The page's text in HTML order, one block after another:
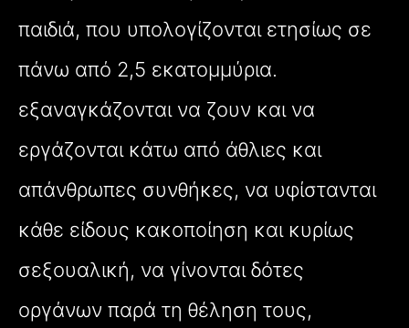
παιδιά, που υπολογίζονται ετησίως σε
πάνω από 2,5 εκατομμύρια.
εξαναγκάζονται να ζουν και να
εργάζονται κάτω από άθλιες και
απάνθρωπες συνθήκες, να υφίστανται
κάθε είδους κακοποίηση και κυρίως
σεξουαλική, να γίνονται δότες
οργάνων παρά τη θέληση τους,